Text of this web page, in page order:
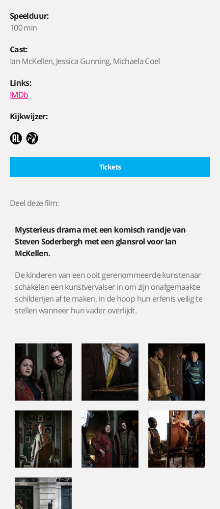
Speelduur:
100 min
Cast:
Ian McKellen, Jessica Gunning, Michaela Coel
Links:
IMDb
Kijkwijzer:
Tickets
Deel deze film:
Mysterieus drama met een komisch randje van
Steven Soderbergh met een glansrol voor Ian
McKellen.
De kinderen van een ooit gerenommeerde kunstenaar
schakelen een kunstvervalser in om zijn onafgemaakte
schilderijen af te maken, in de hoop hun erfenis veilig te
stellen wanneer hun vader overlijdt.